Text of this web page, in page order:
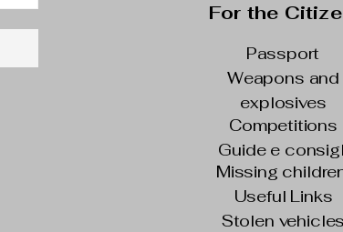
For the
Passport
Weapons and
explosives
Competitions
Guide e
Missing
Useful Links
Stolen vehicles